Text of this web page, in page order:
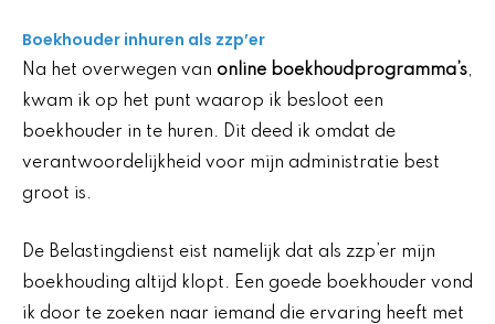
Boekhouder inhuren als zzp’er
Na het overwegen van online boekhoudprogramma’s,
kwam ik op het punt waarop ik besloot een
boekhouder in te huren. Dit deed ik omdat de
verantwoordelijkheid voor mijn administratie best
groot is.
De Belastingdienst eist namelijk dat als zzp’er mijn
boekhouding altijd klopt. Een goede boekhouder vond
ik door te zoeken naar iemand die ervaring heeft met